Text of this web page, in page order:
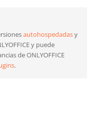
autohospedadasy
y puede
de ONLYOFFICE
.